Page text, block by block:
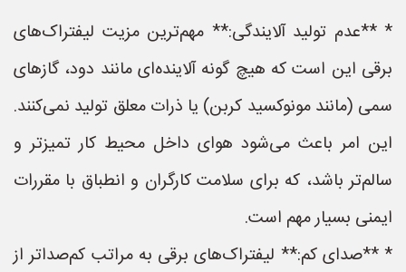
* **عدم تولید آلایندگی:** مهم‌ترین مزیت لیفتراک‌های
برقی این است که هیچ گونه آلاینده‌ای مانند دود، گازهای
سمی (مانند مونوکسید کربن) یا ذرات معلق تولید نمی‌کنند.
این امر باعث می‌شود هوای داخل محیط کار تمیزتر و
سالم‌تر باشد، که برای سلامت کارگران و انطباق با مقررات
ایمنی بسیار مهم است.
* **صدای کم:** لیفتراک‌های برقی به مراتب کم‌صداتر از